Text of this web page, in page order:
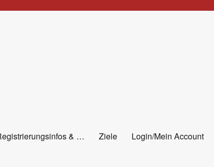
& … Ziele Login/Mein Account